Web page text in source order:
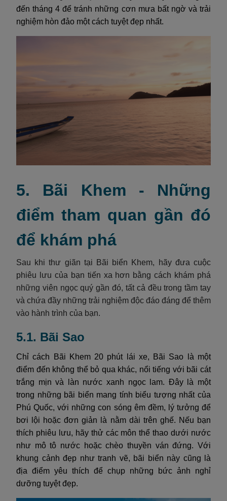
đến tháng 4 để tránh những cơn mưa bất ngờ và trải
nghiệm hòn đảo một cách tuyệt đẹp nhất.
5. Bãi Khem - Những
điểm tham quan gần đó
để khám phá
Sau khi thư giãn tại Bãi biển Khem, hãy đưa cuộc
phiêu lưu của bạn tiến xa hơn bằng cách khám phá
những viên ngọc quý gần đó, tất cả đều trong tầm tay
và chứa đầy những trải nghiệm độc đáo đáng để thêm
vào hành trình của bạn.
5.1. Bãi Sao
Chỉ cách Bãi Khem 20 phút lái xe, Bãi Sao là một
điểm đến không thể bỏ qua khác, nổi tiếng với bãi cát
trắng mịn và làn nước xanh ngọc lam. Đây là một
trong những bãi biển mang tính biểu tượng nhất của
Phú Quốc, với những con sóng êm đềm, lý tưởng để
bơi lội hoặc đơn giản là nằm dài trên ghế. Nếu bạn
thích phiêu lưu, hãy thử các môn thể thao dưới nước
như mô tô nước hoặc chèo thuyền ván đứng. Với
khung cảnh đẹp như tranh vẽ, bãi biển này cũng là
địa điểm yêu thích để chụp những bức ảnh nghỉ
dưỡng tuyệt đẹp.